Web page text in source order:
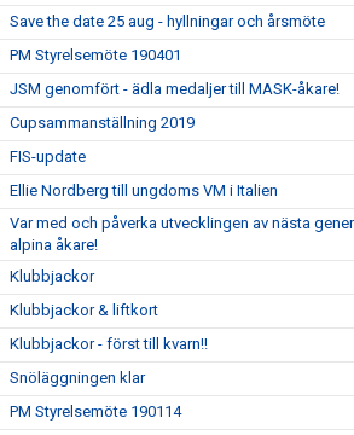
Save the date 25 aug - hyllningar och årsmöte
PM Styrelsemöte 190401
JSM genomfört - ädla medaljer till MASK-åkare!
Cupsammanställning 2019
FIS-update
Ellie Nordberg till ungdoms VM i Italien
Var med och påverka utvecklingen av nästa
alpina åkare!
Klubbjackor
Klubbjackor & liftkort
Klubbjackor - först till kvarn!!
Snöläggningen klar
PM Styrelsemöte 190114